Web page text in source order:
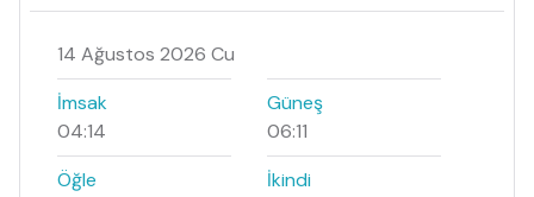
14 Ağustos 2026 Cu
İmsak
04:14
Güneş
06:11
Öğle
İkindi